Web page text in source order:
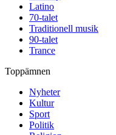
Latino
70-talet
Traditionell musik
90-talet
Trance
Toppämnen
Nyheter
Kultur
Sport
Politik